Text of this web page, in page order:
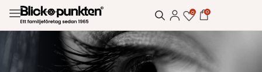
0 0